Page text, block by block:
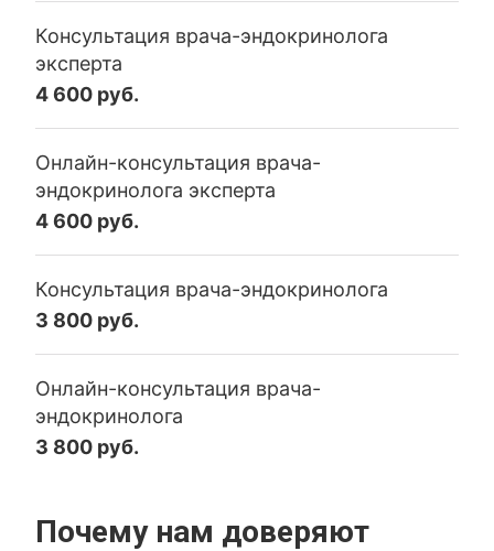
Консультация врача-эндокринолога
эксперта
4 600 руб.
Онлайн-консультация врача-
эндокринолога эксперта
4 600 руб.
Консультация врача-эндокринолога
3 800 руб.
Онлайн-консультация врача-
эндокринолога
3 800 руб.
Почему нам доверяют